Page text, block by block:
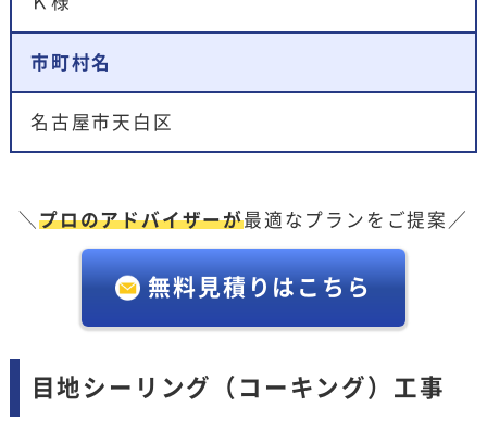
市町村名
名古屋市天白区
＼プロのアドバイザーが最適なプランをご提案／
無料見積りはこちら
目地シーリング（コーキング）工事